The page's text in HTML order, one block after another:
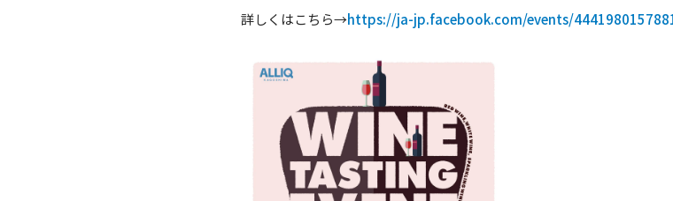
詳しくはこちら→https://ja-jp.facebook.com/events/